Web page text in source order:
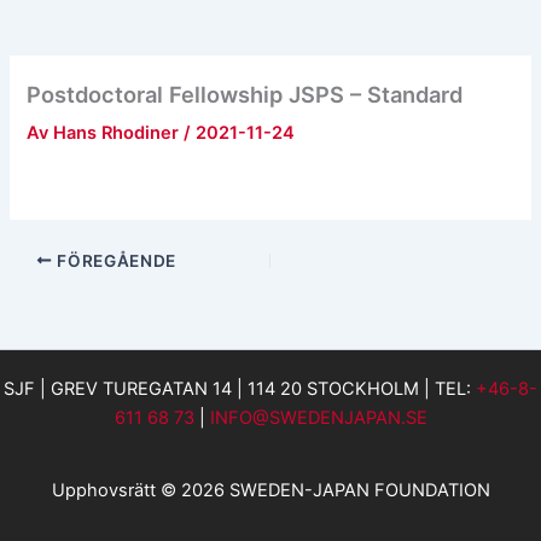
Postdoctoral Fellowship JSPS – Standard
Av Hans Rhodiner/ 2021-11-24
FÖREGÅENDE
SJF | GREV TUREGATAN 14 | 114 20 STOCKHOLM | TEL: +46-8-
611 68 73| INFO@SWEDENJAPAN.SE
Upphovsrätt © 2026 SWEDEN-JAPAN FOUNDATION